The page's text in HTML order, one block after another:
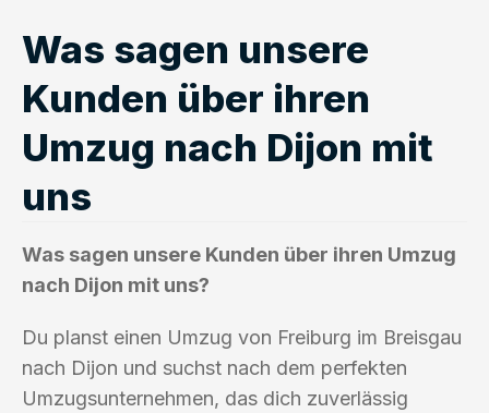
Was sagen unsere
Kunden über ihren
Umzug nach Dijon mit
uns
Was sagen unsere Kunden über ihren Umzug
nach Dijon mit uns?
Du planst einen Umzug von Freiburg im Breisgau
nach Dijon und suchst nach dem perfekten
Umzugsunternehmen, das dich zuverlässig